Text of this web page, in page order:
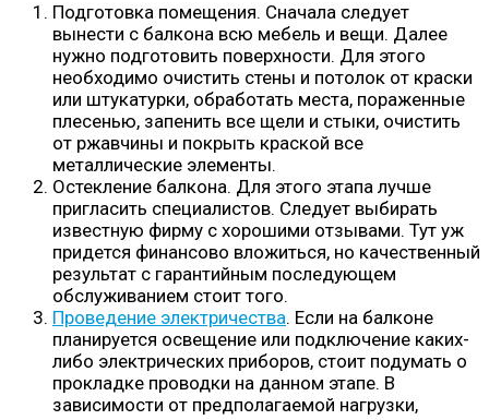
Подготовка помещения. Сначала следует
вынести с балкона всю мебель и вещи. Далее
нужно подготовить поверхности. Для этого
необходимо очистить стены и потолок от краски
или штукатурки, обработать места, пораженные
плесенью, запенить все щели и стыки, очистить
от ржавчины и покрыть краской все
металлические элементы.
Остекление балкона. Для этого этапа лучше
пригласить специалистов. Следует выбирать
известную фирму с хорошими отзывами. Тут уж
придется финансово вложиться, но качественный
результат с гарантийным последующем
обслуживанием стоит того.
Проведение электричества. Если на балконе
планируется освещение или подключение каких-
либо электрических приборов, стоит подумать о
прокладке проводки на данном этапе. В
зависимости от предполагаемой нагрузки,